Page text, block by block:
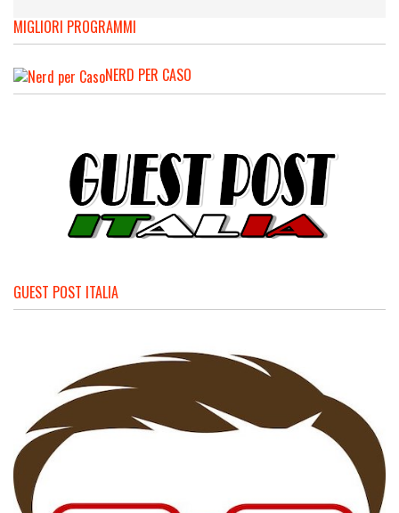
MIGLIORI PROGRAMMI
NERD PER CASO
GUEST POST ITALIA